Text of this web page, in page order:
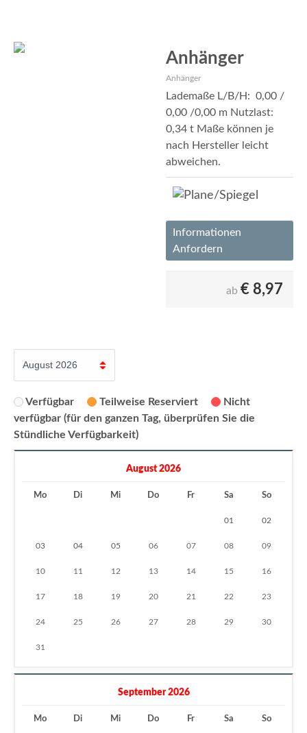
Anhänger
Anhänger
Lademaße L/B/H: 0,00 /
0,00 /0,00 m Nutzlast:
0,34 t Maße können je
nach Hersteller leicht
abweichen.
Informationen
Anfordern
ab € 8,97
Verfügbar Teilweise Reserviert
Nicht
verfügbar (für den ganzen Tag, überprüfen Sie die
Stündliche Verfügbarkeit)
August 2026
Mo Di Mi Do Fr Sa So
01 02
03 04 05 06 07 08 09
10 11 12 13 14 15 16
17 18 19 20 21 22 23
24 25 26 27 28 29 30
31
September 2026
Mo Di Mi Do Fr Sa So